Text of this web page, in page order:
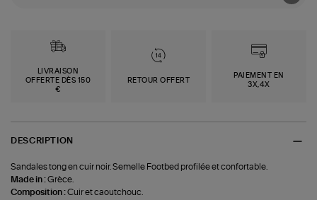
LIVRAISON
OFFERTE DÈS 150
€
RETOUR OFFERT
PAIEMENT EN
3X,4X
DESCRIPTION
Sandales tong en cuir noir. Semelle Footbed profilée et confortable.
Made in :Grèce.
Composition :Cuir et caoutchouc.